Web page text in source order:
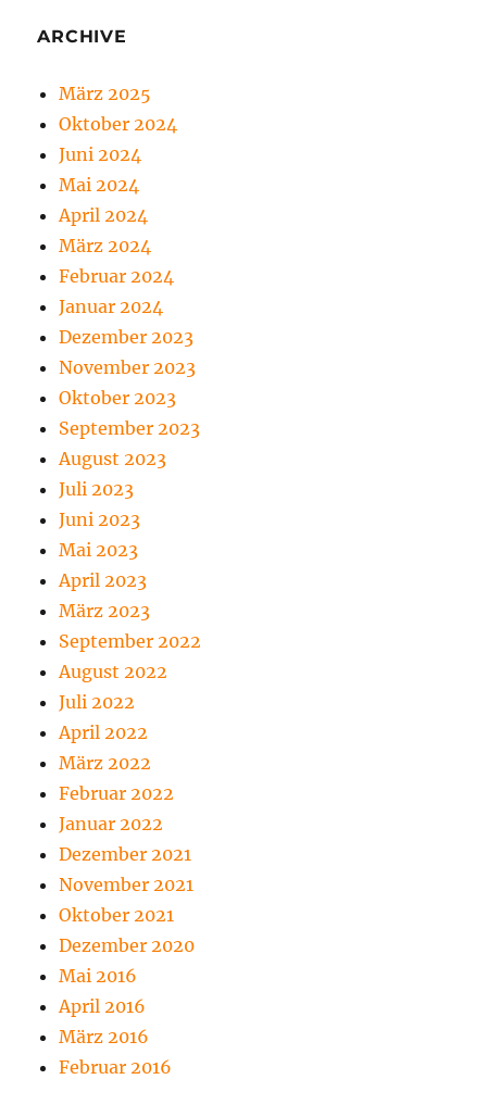
ARCHIVE
März 2025
Oktober 2024
Juni 2024
Mai 2024
April 2024
März 2024
Februar 2024
Januar 2024
Dezember 2023
November 2023
Oktober 2023
September 2023
August 2023
Juli 2023
Juni 2023
Mai 2023
April 2023
März 2023
September 2022
August 2022
Juli 2022
April 2022
März 2022
Februar 2022
Januar 2022
Dezember 2021
November 2021
Oktober 2021
Dezember 2020
Mai 2016
April 2016
März 2016
Februar 2016